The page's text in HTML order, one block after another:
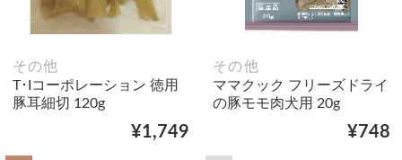
その他
T･Iコーポレーション 徳用
豚耳細切 120g
¥1,749
その他
ママクック フリーズドライ
の豚モモ肉犬用 20g
¥748